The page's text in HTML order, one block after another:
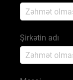
Şirkətin adı